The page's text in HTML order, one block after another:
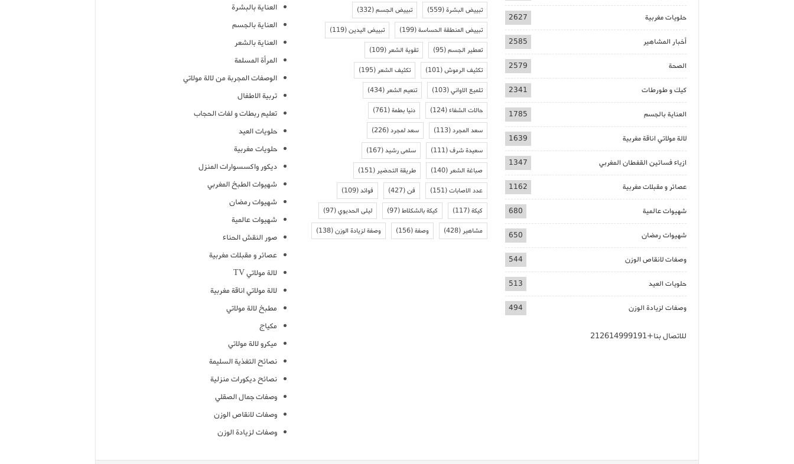
حلويات مغربية 2627
أخبار المشاهير 2585
الصحة 2579
كيك و طورطات 2341
العناية بالجسم 1785
لالة مولاتي اناقة مغربية 1639
ازياء فساتين القفطان المغربي 1347
عصائر و مقبلات مغربية 1162
شهيوات عالمية 680
شهيوات رمضان 650
وصفات لانقاص الوزن 544
حلويات العيد 513
وصفات لزيادة الوزن 494
للاتصال بنا+212614999191
تبييض البشرة(559) تبييض الجسم(332)
تبييض المنطقة الحساسة(199) تبييض اليدين(119)
تعطير الجسم(95) تقوية الشعر(109)
تكثيف الرموش(101) تكثيف الشعر(195)
تلميع الاواني(103) تنعيم الشعر(434)
حالات الشفاء(124) دنيا بطمة(761)
سعد المجرد(113) سعد لمجرد(226)
سعيدة شرف(111) سلمى رشيد(167)
صباغة الشعر(140) طريقة التحضير(151)
عدد الاصابات(151) فن(427) فوائد(109)
كيكة(117) كيكة بالشكلاط(97) ليلى الحديوي(97)
مشاهير(428) وصفة(156) وصفة لزيادة الوزن(138)
العناية بالبشرة
العناية بالجسم
العناية بالشعر
المرأة المسلمة
الوصفات المجربة من لالة مولاتي
تربية الاطفال
تعليم ربطات و لفات الحجاب
حلويات العيد
حلويات مغربية
ديكور واكسسوارات المنزل
شهيوات الطبخ المغربي
شهيوات رمضان
شهيوات عالمية
صور النقش الحناء
عصائر و مقبلات مغربية
لالة مولاتي TV
لالة مولاتي اناقة مغربية
مطبخ لالة مولاتي
مكياج
ميكرو لالة مولاتي
نصائح التغذية السليمة
نصائح ديكورات منزلية
وصفات جمال الصقلي
وصفات لانقاص الوزن
وصفات لزيادة الوزن